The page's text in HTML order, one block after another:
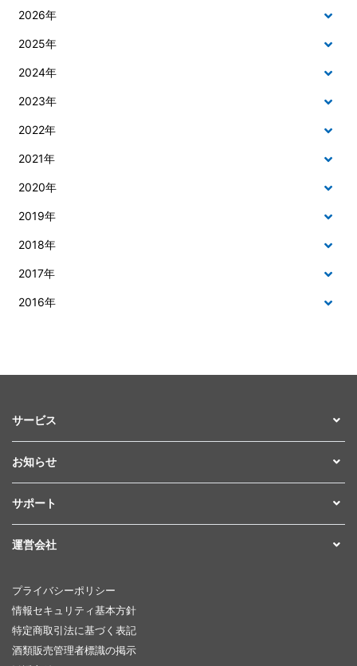
2026年
2025年
2024年
2023年
2022年
2021年
2020年
2019年
2018年
2017年
2016年
サービス
お知らせ
サポート
運営会社
プライバシーポリシー
情報セキュリティ基本方針
特定商取引法に基づく表記
酒類販売管理者標識の掲示